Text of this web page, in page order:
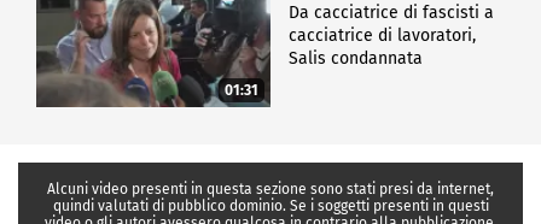
01:31
Da cacciatrice di fascisti a
cacciatrice di lavoratori,
Salis condannata
Alcuni video presenti in questa sezione sono stati presi da internet,
quindi valutati di pubblico dominio. Se i soggetti presenti in questi